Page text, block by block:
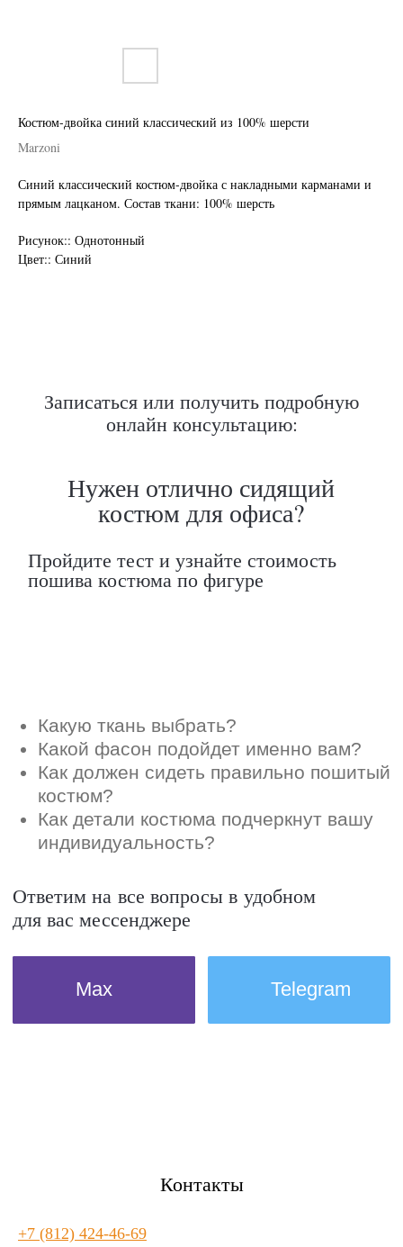
Костюм-двойка синий классический из 100% шерсти
Marzoni
Синий классический костюм-двойка с накладными карманами и
прямым лацканом. Состав ткани: 100% шерсть
Рисунок:: Однотонный
Цвет:: Синий
Записаться или получить подробную
онлайн консультацию:
Какую ткань выбрать?
Какой фасон подойдет именно вам?
Как должен сидеть правильно пошитый
индивидуальность?
Ответим на все вопросы в удобном
Max Telegram
Нужен отлично сидящий
костюм для офиса?
Контакты
+7 (812) 424-46-69